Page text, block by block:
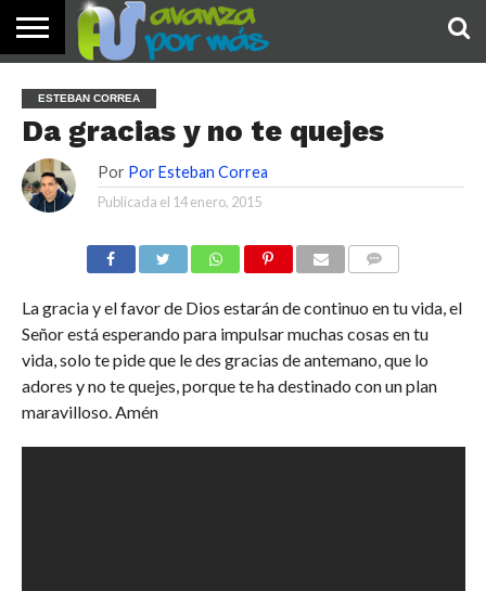
PALABRA
DE HOY
DEVOCIONALES
NOTICIAS
TESTIMONIOS
ORACIONES
SOBRE
NOSOTROS
IMÁGENES
ESTEBAN CORREA
Da gracias y no te quejes
Por Por Esteban Correa
Publicada el 14 enero, 2015
La gracia y el favor de Dios estarán de continuo en tu vida, el
Señor está esperando para impulsar muchas cosas en tu
vida, solo te pide que le des gracias de antemano, que lo
adores y no te quejes, porque te ha destinado con un plan
maravilloso. Amén